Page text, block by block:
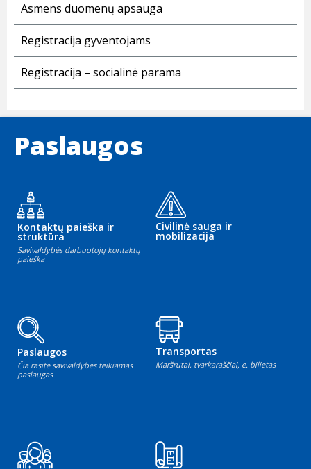
Asmens duomenų apsauga
Registracija gyventojams
Registracija – socialinė parama
Paslaugos
Kontaktų paieška ir
struktūra
Savivaldybės darbuotojų kontaktų
paieška
Civilinė sauga ir
mobilizacija
Paslaugos
Čia rasite savivaldybės teikiamas
paslaugas
Transportas
Maršrutai, tvarkaraščiai, e. bilietas